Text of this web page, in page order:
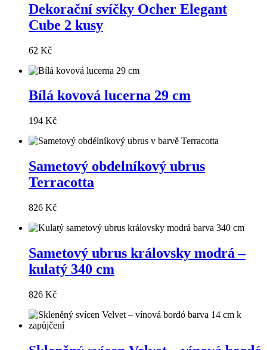
Dekorační svíčky Ocher Elegant
Cube 2 kusy
62 Kč
Bílá kovová lucerna 29 cm
194 Kč
Sametový obdelníkový ubrus
Terracotta
826 Kč
Sametový ubrus královsky modrá –
kulatý 340 cm
826 Kč